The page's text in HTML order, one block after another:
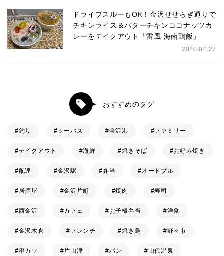
ドライブスルーもOK！金沢せせらぎ通りで
チキンライス＆バターチキンココナッツカ
レーをテイクアウト「雷風 海南鶏飯」
2020.04.27
おすすめのタグ
釣り シーバス 金沢港 ファミリー
テイクアウト 海鮮 焼きそば お好み焼き
配達 金沢駅 弁当 オードブル
居酒屋 金沢片町 焼肉 寿司
西金沢 カフェ お子様弁当 洋食
金沢木倉 フレンチ 焼き鳥 野々市
串カツ 片山津 パン 山代温泉